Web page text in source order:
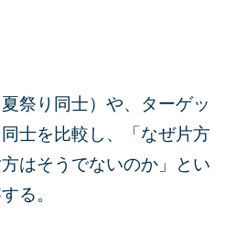
祭り同士）や、ターゲッ
士を比較し、「なぜ片方
はそうでないのか」とい
る。